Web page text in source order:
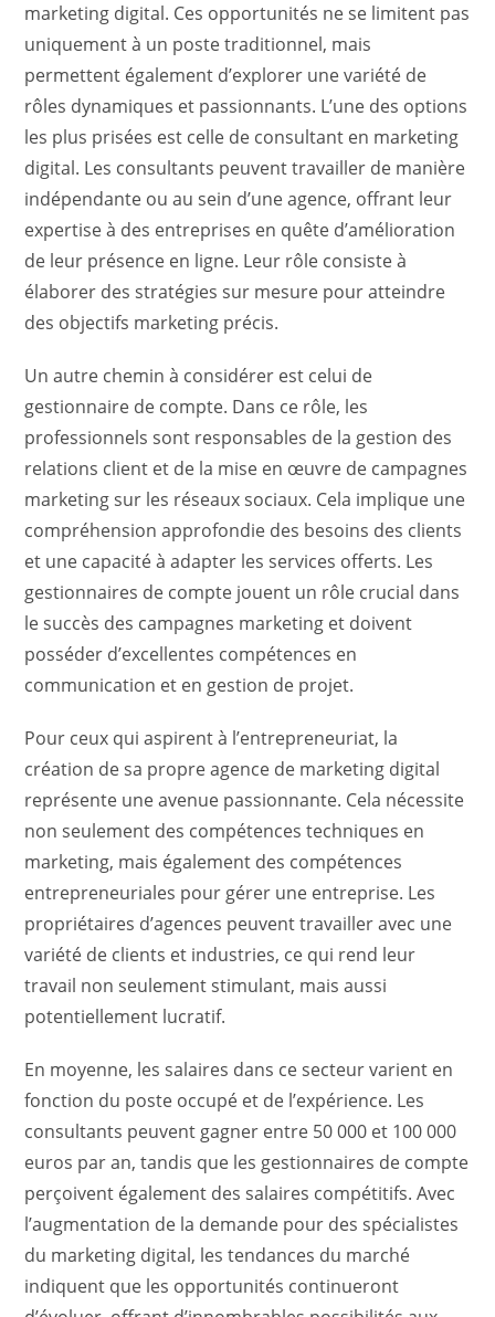
marketing digital. Ces opportunités ne se limitent pas
uniquement à un poste traditionnel, mais
permettent également d’explorer une variété de
rôles dynamiques et passionnants. L’une des options
les plus prisées est celle de consultant en marketing
digital. Les consultants peuvent travailler de manière
indépendante ou au sein d’une agence, offrant leur
expertise à des entreprises en quête d’amélioration
de leur présence en ligne. Leur rôle consiste à
élaborer des stratégies sur mesure pour atteindre
des objectifs marketing précis.
Un autre chemin à considérer est celui de
gestionnaire de compte. Dans ce rôle, les
professionnels sont responsables de la gestion des
relations client et de la mise en œuvre de campagnes
marketing sur les réseaux sociaux. Cela implique une
compréhension approfondie des besoins des clients
et une capacité à adapter les services offerts. Les
gestionnaires de compte jouent un rôle crucial dans
le succès des campagnes marketing et doivent
posséder d’excellentes compétences en
communication et en gestion de projet.
Pour ceux qui aspirent à l’entrepreneuriat, la
création de sa propre agence de marketing digital
représente une avenue passionnante. Cela nécessite
non seulement des compétences techniques en
marketing, mais également des compétences
entrepreneuriales pour gérer une entreprise. Les
propriétaires d’agences peuvent travailler avec une
variété de clients et industries, ce qui rend leur
travail non seulement stimulant, mais aussi
potentiellement lucratif.
En moyenne, les salaires dans ce secteur varient en
fonction du poste occupé et de l’expérience. Les
consultants peuvent gagner entre 50 000 et 100 000
euros par an, tandis que les gestionnaires de compte
perçoivent également des salaires compétitifs. Avec
l’augmentation de la demande pour des spécialistes
du marketing digital, les tendances du marché
indiquent que les opportunités continueront